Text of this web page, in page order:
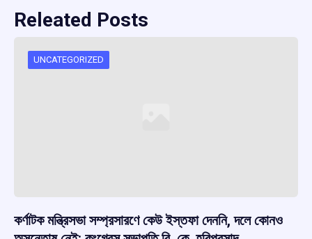
Releated Posts
UNCATEGORIZED
কর্ণাটক মন্ত্রিসভা সম্প্রসারণে কেউ ইস্তফা দেননি, দলে কোনও